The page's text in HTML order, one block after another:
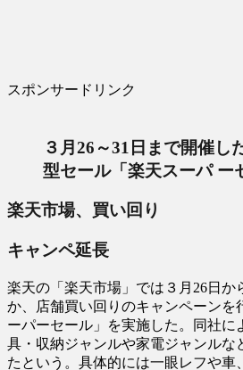
スポンサードリンク
３月26～31日まで開催し
型セール「楽天スーパ ー
楽天市場、買い回り
キャンペ延長
楽天の「楽天市場」では３月26日か
か、店舗買い回りのキャンペーンを
ーパーセール」を実施した。同社に
具・収納ジャンルや家電ジャンルな
たという。具体的には一眼レフや車